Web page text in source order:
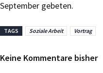
September gebeten.
TAGS Soziale Arbeit Vortrag
Keine Kommentare bisher